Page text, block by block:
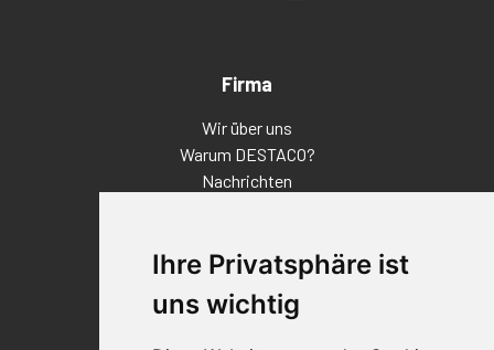
Ihre Privatsphäre ist
uns wichtig
Firma
Wir über uns
Warum DESTACO?
Nachrichten
Standorte
Qualitätsaussage